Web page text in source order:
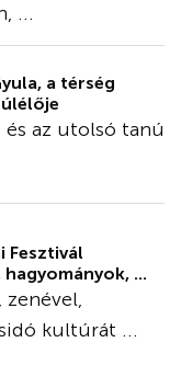
...
a térség
és az utolsó tanú
Fesztivál
...
zenével,
kultúrát ...